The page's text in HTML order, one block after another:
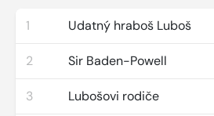
1 Udatný hraboš Luboš
2 Sir Baden-Powell
3 Lubošovi rodiče